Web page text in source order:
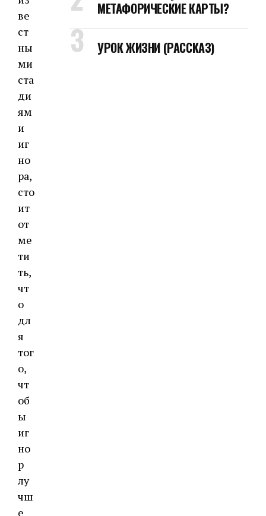
ве
ст
ны
ми
ста
ди
ям
и
иг
но
ра,
сто
ит
от
ме
ти
ть,
чт
о
дл
я
тог
о,
чт
об
ы
иг
но
р
лу
чш
е
МЕТАФОРИЧЕСКИЕ КАРТЫ?
УРОК ЖИЗНИ (РАССКАЗ)